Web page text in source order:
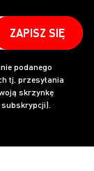
ZAPISZ SIĘ
podanego
tj. przesyłania
skrzynkę